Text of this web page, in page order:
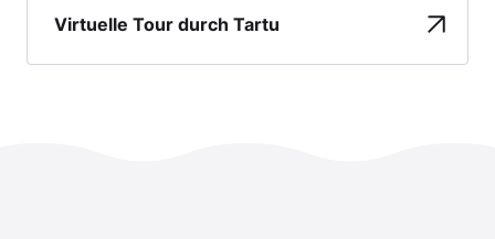
Virtuelle Tour durch Tartu